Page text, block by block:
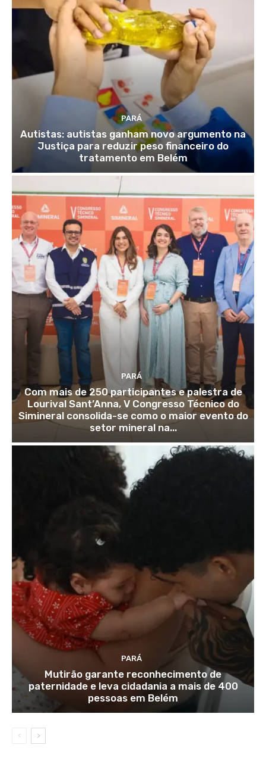
PARÁ
Autistas: autistas ganham novo argumento na
Justiça para reduzir peso financeiro do
tratamento em Belém
PARÁ
Com mais de 250 participantes e palestra de
Lourival Sant’Anna, V Congresso Técnico do
Simineral consolida-se como o maior evento do
setor mineral na...
PARÁ
Mutirão garante reconhecimento de
paternidade e leva cidadania a mais de 400
pessoas em Belém